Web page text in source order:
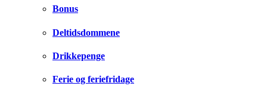
Bonus
Deltidsdommene
Drikkepenge
Ferie og feriefridage